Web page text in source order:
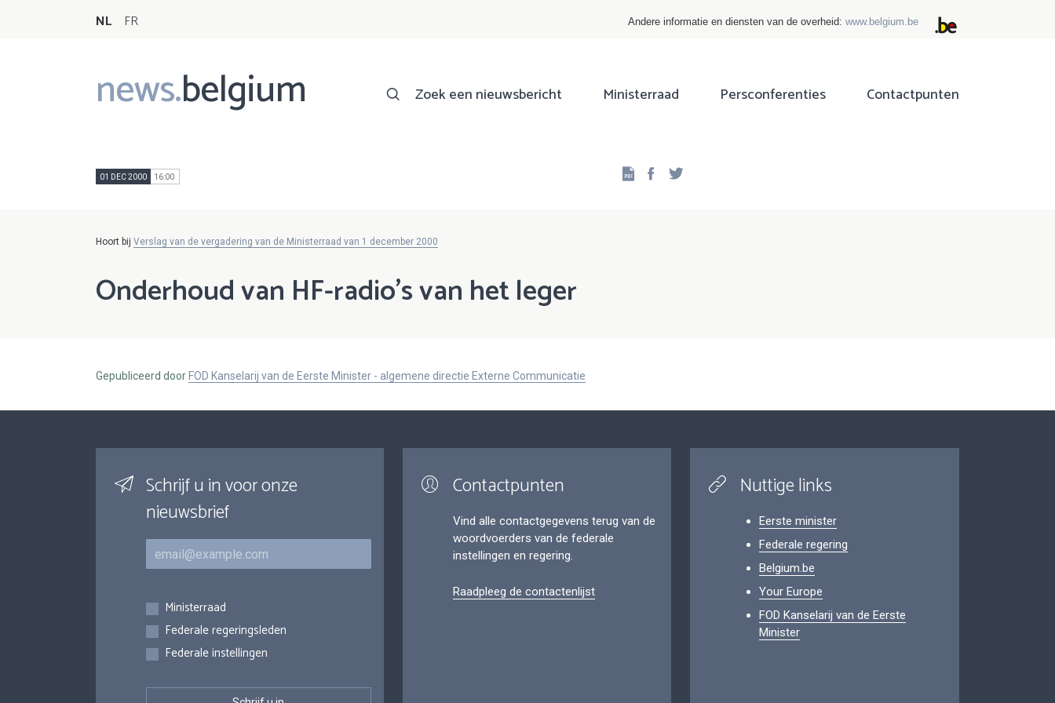
NL FR Andere informatie en diensten van de overheid: www.belgium.be
news.belgium
Main
navigation
Zoek een nieuwsbericht Ministerraad Persconferenties Contactpunten
01 DEC 2000 16:00 Facebook
Hoort bij Verslag van de vergadering van de Ministerraad van 1 december 2000
Onderhoud van HF-radio's van het leger
Gepubliceerd door FOD Kanselarij van de Eerste Minister - algemene directie Externe Communicatie
Schrijf u in voor onze
nieuwsbrief
E-mail
Inschrijvingen
Ministerraad
Federale regeringsleden
Federale instellingen
Contactpunten
Vind alle contactgegevens terug van de
woordvoerders van de federale
instellingen en regering.
Raadpleeg de contactenlijst
Nuttige links
Eerste minister
Federale regering
Belgium.be
Your Europe
FOD Kanselarij van de Eerste
Minister